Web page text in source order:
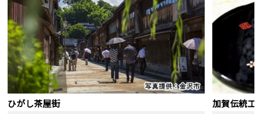
ご案内
JRおでかけネット
ひがし茶屋街
加賀伝統工